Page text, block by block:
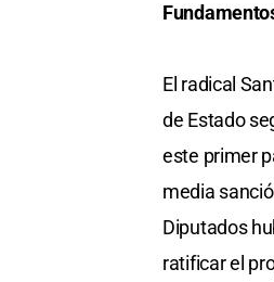
El radical
de Estado
este primer
media
Diputados
ratificar el